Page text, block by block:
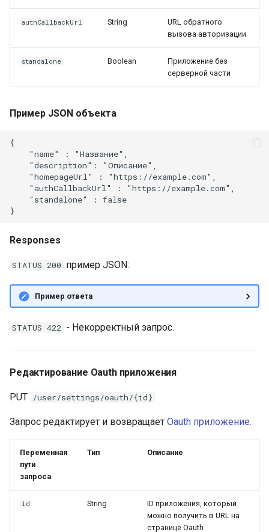
authCallbackUrl String
URL обратного
вызова авторизации
standalone Boolean
Приложение без
серверной части
Пример JSON объекта
{
    "name" : "Название",
    "description": "Описание",
    "homepageUrl" : "https://example.com",
    "authCallbackUrl" : "https://example.com",
    "standalone" : false
Responses
STATUS 200 пример JSON:
Пример ответа
STATUS 422 - Некорректный запрос.
Редактирование Oauth приложения
PUT /user/settings/oauth/{id}
Запрос редактирует и возвращает Oauth приложение.
Переменная
пути
запроса
Тип Описание
id String
ID приложения, который
можно получить в URL на
странице Oauth